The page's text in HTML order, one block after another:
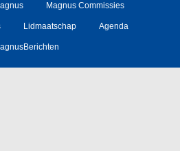
Magnus Commissies
Lidmaatschap Agenda